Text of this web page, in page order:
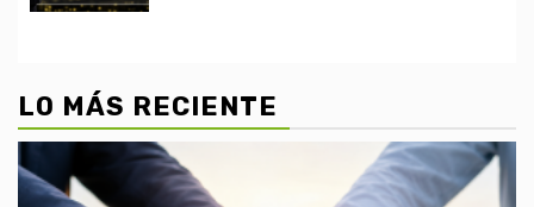
LO MÁS RECIENTE